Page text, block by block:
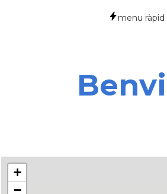
menu ràpid
+
−